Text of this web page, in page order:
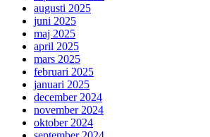
augusti 2025
juni 2025
maj 2025
april 2025
mars 2025
februari 2025
januari 2025
december 2024
november 2024
oktober 2024